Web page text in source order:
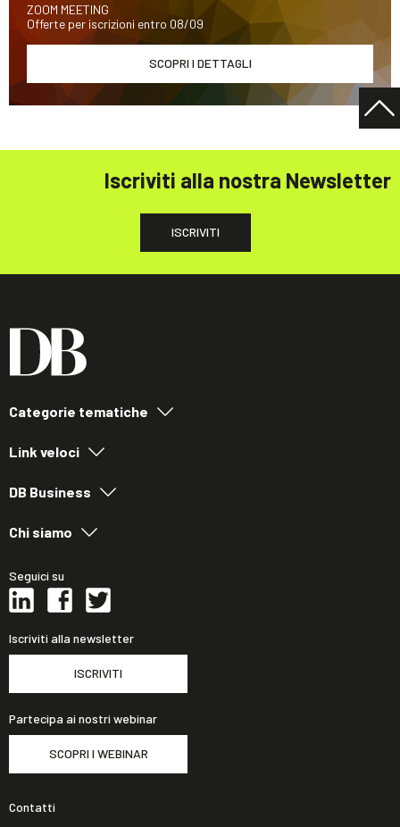
ZOOM MEETING
Offerte per iscrizioni entro 08/09
SCOPRI I DETTAGLI
Iscriviti alla nostra Newsletter
ISCRIVITI
Categorie tematiche
Link veloci
DB Business
Chi siamo
Seguici su
Iscriviti alla newsletter
ISCRIVITI
Partecipa ai nostri webinar
SCOPRI I WEBINAR
Contatti